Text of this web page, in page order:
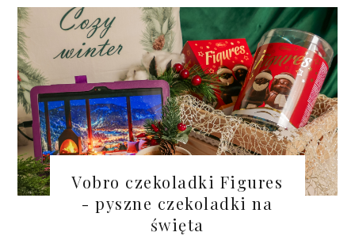
Vobro czekoladki Figures
- pyszne czekoladki na
święta